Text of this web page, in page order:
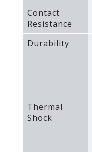
Contact
Resistance
Durability
Thermal
Shock